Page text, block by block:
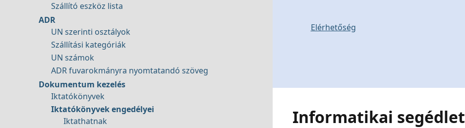
Elérhetőség
Szállító eszköz lista
ADR
UN szerinti osztályok
Szállítási kategóriák
UN számok
ADR fuvarokmányra nyomtatandó szöveg
Dokumentum kezelés
Iktatókönyvek
Iktatókönyvek engedélyei
Iktathatnak
Informatikai segédlet